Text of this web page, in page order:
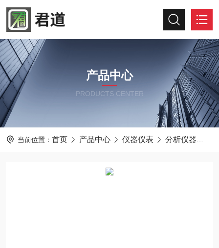
产品中心
PRODUCTS CENTER
当前位置： 首页 产品中心 仪器仪表 分析仪器